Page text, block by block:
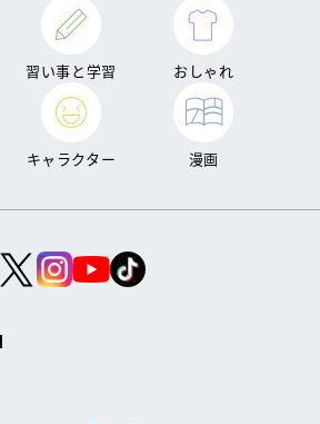
習い事と学習 おしゃれ
キャラクター 漫画